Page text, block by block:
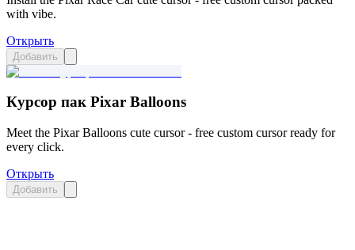
with vibe.
Открыть
Добавить
Курсор пак Pixar Balloons
Meet the Pixar Balloons cute cursor - free custom cursor ready for
every click.
Открыть
Добавить